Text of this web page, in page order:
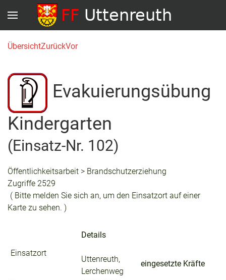
ÜbersichtZurückVor
Evakuierungsübung
Kindergarten
(Einsatz-Nr. 102)
Öffentlichkeitsarbeit > Brandschutzerziehung
Zugriffe 2529
( Bitte melden Sie sich an, um den Einsatzort auf einer
Karte zu sehen. )
Einsatzort
Details
Uttenreuth,
Lerchenweg
eingesetzte Kräfte